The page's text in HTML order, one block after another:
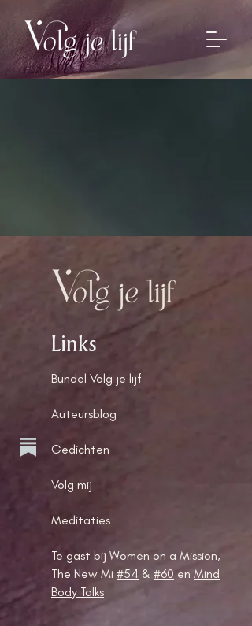
Bundel Volg je lijf
Auteursblog
Gedichten
Volg mij
Meditaties
Te gast bij Women on a Mission,
The New Mi #54 & #60 en Mind
Body Talks
Links